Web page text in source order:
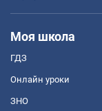
Моя школа
ГДЗ
Онлайн уроки
ЗНО